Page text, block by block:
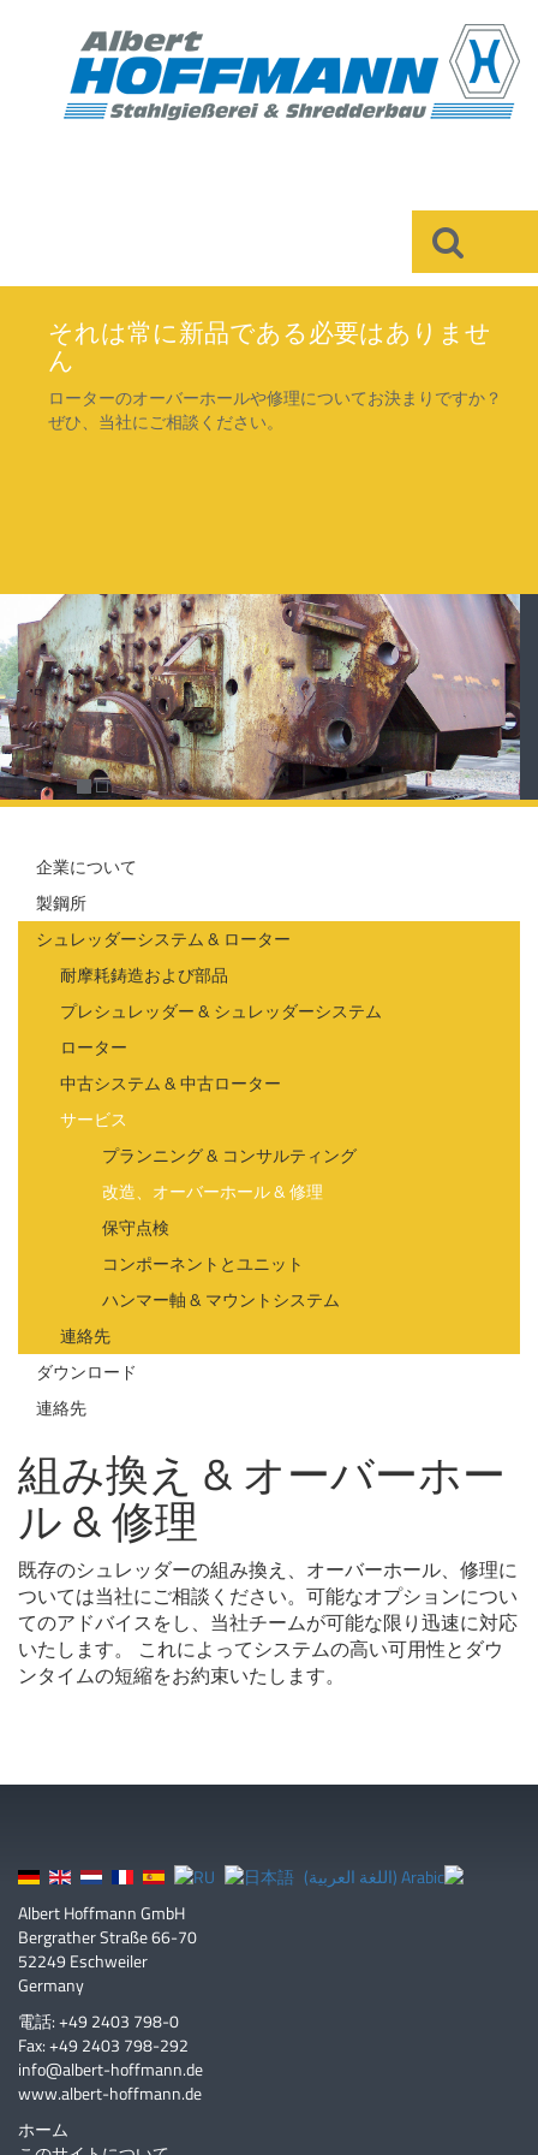
それは常に新品である必要はありませ
ん
ローターのオーバーホールや修理についてお決まりですか？
ぜひ、当社にご相談ください。
企業について
製鋼所
シュレッダーシステム & ローター
耐摩耗鋳造および部品
プレシュレッダー & シュレッダーシステム
ローター
中古システム & 中古ローター
サービス
プランニング & コンサルティング
改造、オーバーホール & 修理
保守点検
コンポーネントとユニット
ハンマー軸 & マウントシステム
連絡先
ダウンロード
連絡先
組み換え & オーバーホー
ル & 修理
既存のシュレッダーの組み換え、オーバーホール、修理に
ついては当社にご相談ください。可能なオプションについ
てのアドバイスをし、当社チームが可能な限り迅速に対応
いたします。 これによってシステムの高い可用性とダウ
ンタイムの短縮をお約束いたします。
Albert Hoffmann GmbH
Bergrather Straße 66-70
52249 Eschweiler
Germany
電話: +49 2403 798-0
Fax: +49 2403 798-292
info@albert-hoffmann.de
www.albert-hoffmann.de
ホーム